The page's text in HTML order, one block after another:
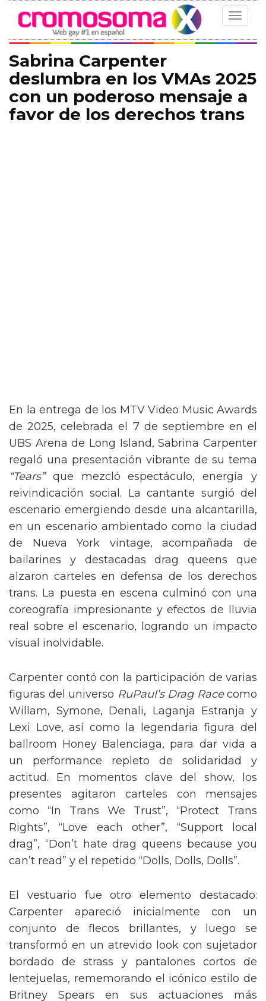
Toggle
Sabrina Carpenter
deslumbra en los VMAs 2025
con un poderoso mensaje a
favor de los derechos trans
En la entrega de los MTV Video Music Awards
de 2025, celebrada el 7 de septiembre en el
UBS Arena de Long Island, Sabrina Carpenter
regaló una presentación vibrante de su tema
“Tears”que mezcló espectáculo, energía y
reivindicación social. La cantante surgió del
escenario emergiendo desde una alcantarilla,
en un escenario ambientado como la ciudad
de Nueva York vintage, acompañada de
bailarines y destacadas drag queens que
alzaron carteles en defensa de los derechos
trans. La puesta en escena culminó con una
coreografía impresionante y efectos de lluvia
real sobre el escenario, logrando un impacto
visual inolvidable.
Carpenter contó con la participación de varias
figuras del universo RuPaul’s Drag Racecomo
Willam, Symone, Denali, Laganja Estranja y
Lexi Love, así como la legendaria figura del
ballroom Honey Balenciaga, para dar vida a
un performance repleto de solidaridad y
actitud. En momentos clave del show, los
presentes agitaron carteles con mensajes
como “In Trans We Trust”, “Protect Trans
Rights”, “Love each other”, “Support local
drag”, “Don’t hate drag queens because you
can’t read” y el repetido “Dolls, Dolls, Dolls”.
El vestuario fue otro elemento destacado:
Carpenter apareció inicialmente con un
conjunto de flecos brillantes, y luego se
transformó en un atrevido look con sujetador
bordado de strass y pantalones cortos de
lentejuelas, rememorando el icónico estilo de
Britney Spears en sus actuaciones más